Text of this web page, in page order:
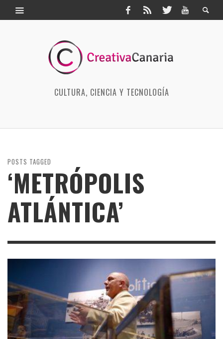
CULTURA, CIENCIA Y TECNOLOGÍA
POSTS TAGGED
‘METRÓPOLIS
ATLÁNTICA’